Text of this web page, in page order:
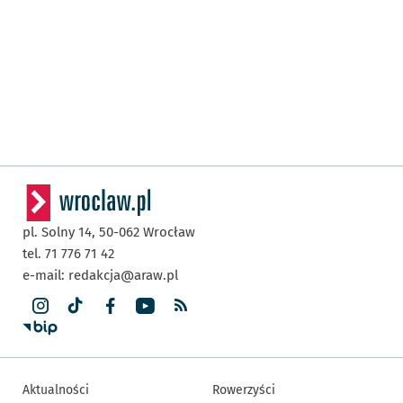
pl. Solny 14, 50-062 Wrocław
tel. 71 776 71 42
e-mail: redakcja@araw.pl
Aktualności Rowerzyści